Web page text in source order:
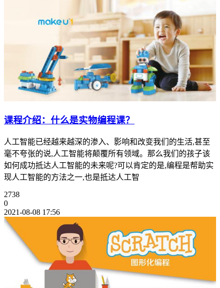
课程介绍：什么是实物编程课？
人工智能已经越来越深的渗入、影响和改变我们的生活,甚至
毫不夸张的说,人工智能将颠覆所有领域。那么我们的孩子该
如何成功抵达人工智能的未来呢?可以肯定的是,编程是帮助实
现人工智能的方法之一,也是抵达人工智
2738
0
2021-08-08 17:56